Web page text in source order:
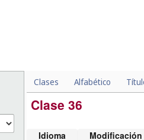
Clases Alfabético
Clase 36
Idioma Modificación